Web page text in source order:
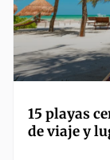
15 playas
de viaje y